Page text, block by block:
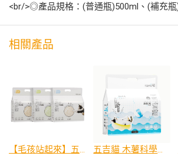
<br/>◎產品規格：(普通瓶)500ml、(補充瓶
相關產品
【毛孩站起來】五吉貓 PURE純豆腐砂 五吉貓 木薯科學貓砂 2.5KG